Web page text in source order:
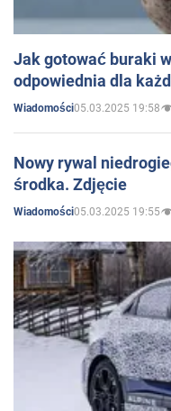
Jak gotować buraki
odpowiednia dla
Wiadomości05.03.2025 19:58
Nowy rywal
środka. Zdjęcie
Wiadomości05.03.2025 19:55